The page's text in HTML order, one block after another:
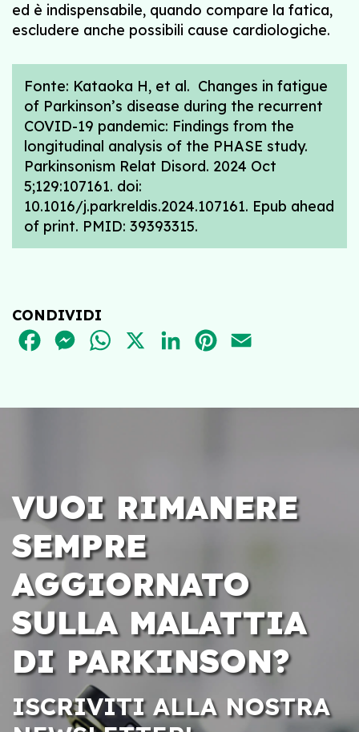
ed è indispensabile, quando compare la fatica,
escludere anche possibili cause cardiologiche.
Fonte: Kataoka H, et al. Changes in fatigue
of Parkinson’s disease during the recurrent
COVID-19 pandemic: Findings from the
longitudinal analysis of the PHASE study.
Parkinsonism Relat Disord. 2024 Oct
5;129:107161. doi:
10.1016/j.parkreldis.2024.107161. Epub ahead
of print. PMID: 39393315.
CONDIVIDI
FACEBOOKMESSENGER
WHATSAPPLINKEDINPINTEREST
VUOI RIMANERE
SEMPRE
AGGIORNATO
SULLA MALATTIA
DI PARKINSON?
ISCRIVITI ALLA NOSTRA